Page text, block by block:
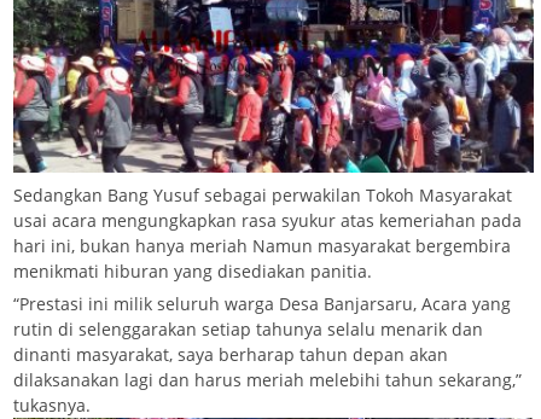
Sedangkan Bang Yusuf sebagai perwakilan Tokoh Masyarakat
usai acara mengungkapkan rasa syukur atas kemeriahan pada
hari ini, bukan hanya meriah Namun masyarakat bergembira
menikmati hiburan yang disediakan panitia.
“Prestasi ini milik seluruh warga Desa Banjarsaru, Acara yang
rutin di selenggarakan setiap tahunya selalu menarik dan
dinanti masyarakat, saya berharap tahun depan akan
dilaksanakan lagi dan harus meriah melebihi tahun sekarang,”
tukasnya.